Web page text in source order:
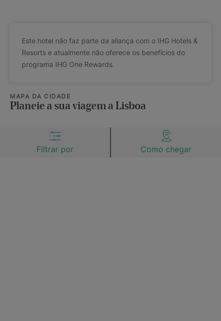
Este hotel não faz parte da aliança com o IHG Hotels &
Resorts e atualmente não oferece os benefícios do
programa IHG One Rewards.
MAPA DA CIDADE
Planeie a sua viagem a Lisboa
Filtrar por Como chegar